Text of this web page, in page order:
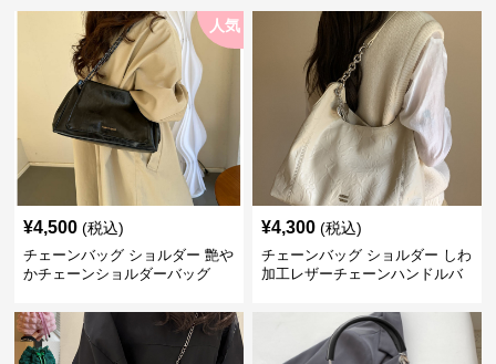
人気
¥4,500 (税込)
チェーンバッグ ショルダー 艶や
かチェーンショルダーバッグ
¥4,300 (税込)
チェーンバッグ ショルダー しわ
加工レザーチェーンハンドルバ